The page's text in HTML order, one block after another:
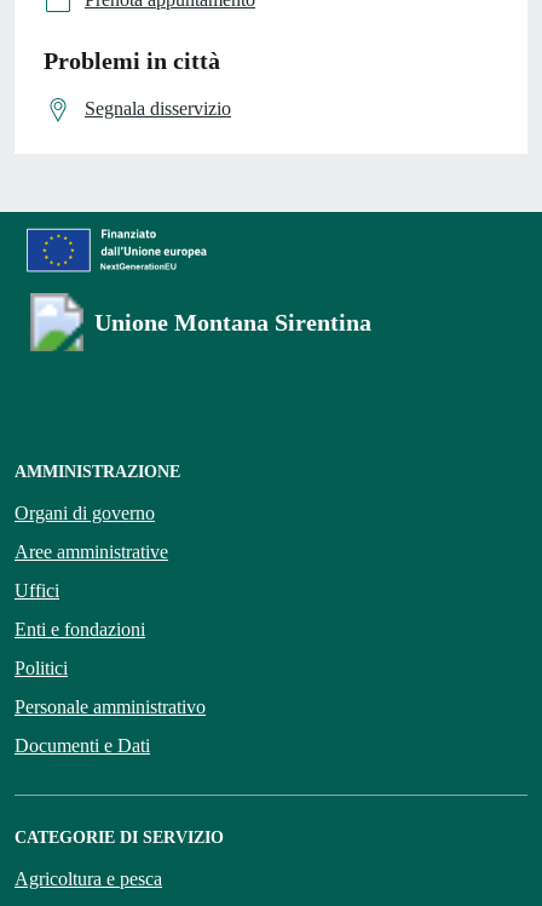
Problemi in città
Segnala disservizio
Unione Montana Sirentina
AMMINISTRAZIONE
Organi di governo
Aree amministrative
Uffici
Enti e fondazioni
Politici
Personale amministrativo
Documenti e Dati
CATEGORIE DI SERVIZIO
Agricoltura e pesca